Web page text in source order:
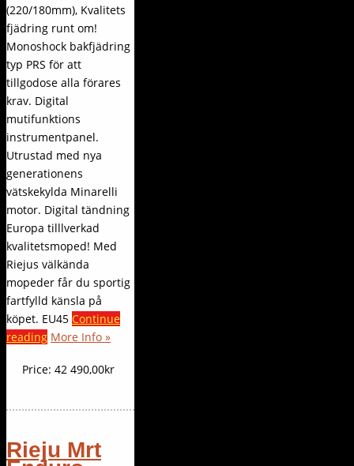
(220/180mm), Kvalitets
fjädring runt om!
Monoshock bakfjädring
typ PRS för att
tillgodose alla förares
krav. Digital
mutifunktions
instrumentpanel.
Utrustad med nya
generationens
vätskekylda Minarelli
motor. Digital tändning
Europa tilllverkad
kvalitetsmoped! Med
Riejus välkända
mopeder får du sportig
fartfylld känsla på
köpet. EU45 Continue
reading More Info »
Price: 42 490,00kr
Rieju Mrt